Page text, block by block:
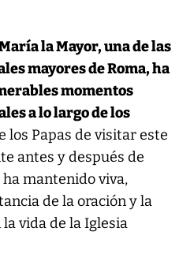
la Mayor, una de las
mayores de Roma, ha
momentos
a lo largo de los
los Papas de visitar este
antes y después de
mantenido viva,
de la oración y la
vida de la Iglesia